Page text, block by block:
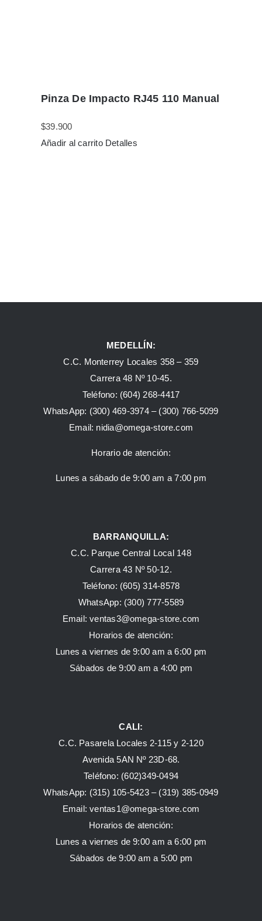
Pinza De Impacto RJ45 110 Manual
$39.900
Añadir al carrito Detalles
MEDELLÍN:
C.C. Monterrey Locales 358 – 359
Carrera 48 Nº 10-45.
Teléfono: (604) 268-4417
WhatsApp: (300) 469-3974 – (300) 766-5099
Email: nidia@omega-store.com
Horario de atención:
Lunes a sábado de 9:00 am a 7:00 pm
BARRANQUILLA:
C.C. Parque Central Local 148
Carrera 43 Nº 50-12.
Teléfono: (605) 314-8578
WhatsApp: (300) 777-5589
Email: ventas3@omega-store.com
Horarios de atención:
Lunes a viernes de 9:00 am a 6:00 pm
Sábados de 9:00 am a 4:00 pm
CALI:
C.C. Pasarela Locales 2-115 y 2-120
Avenida 5AN Nº 23D-68.
Teléfono: (602)349-0494
WhatsApp: (315) 105-5423 – (319) 385-0949
Email:ventas1@omega-store.com
Horarios de atención:
Lunes a viernes de 9:00 am a 6:00 pm
Sábados de 9:00 am a 5:00 pm